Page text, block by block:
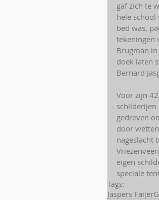
gaf zich te
hele school
bed was,
tekeningen
Brugman
doek laten
Bernard
Voor zijn
schilderijen
gedreven
door
nageslacht
eigen
speciale
Tags:
Jaspers Faijer